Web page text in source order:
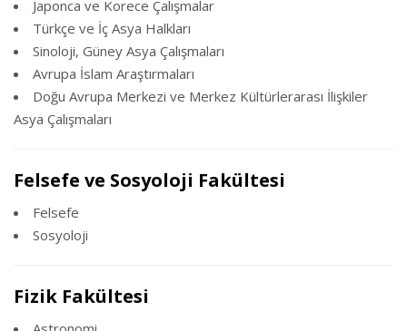
Japonca ve Korece Çalışmalar
Türkçe ve İç Asya Halkları
Sinoloji, Güney Asya Çalışmaları
Avrupa İslam Araştırmaları
Doğu Avrupa Merkezi ve Merkez Kültürlerarası İlişkiler
Asya Çalışmaları
Felsefe ve Sosyoloji Fakültesi
Felsefe
Sosyoloji
Fizik Fakültesi